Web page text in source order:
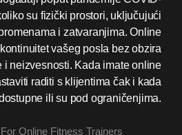
su fizički prostori, uključujući
i zatvaranjima. Online
vašeg posla bez obzira
i neizvesnosti. Kada imate online
raditi s klijentima čak i kada
ili su pod ograničenjima.